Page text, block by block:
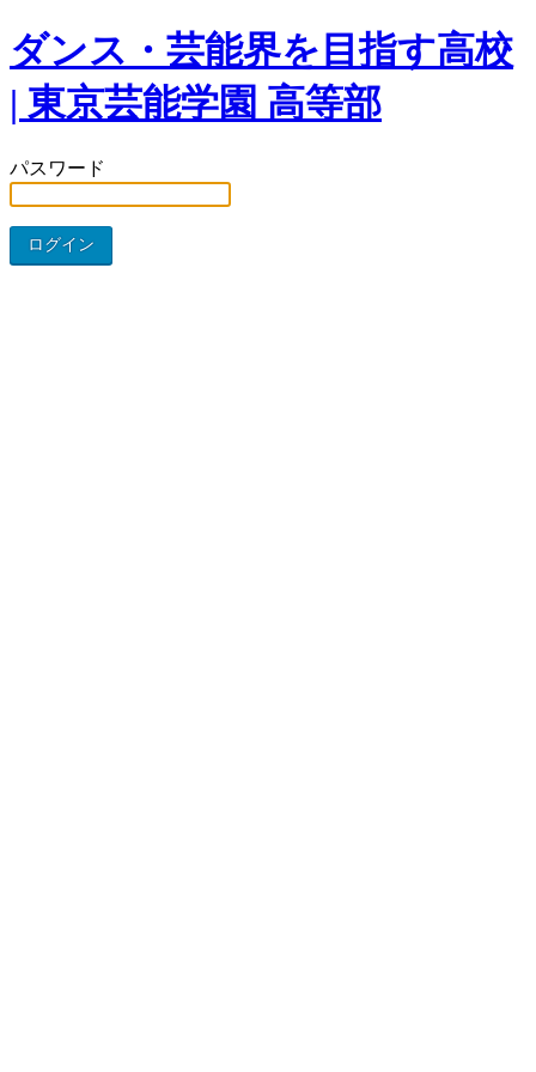
ダンス・芸能界を目指す高校
| 東京芸能学園 高等部
パスワード